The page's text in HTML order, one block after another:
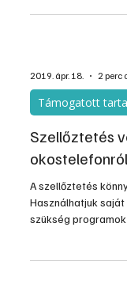
legyenek. Ezt a célt
2019. ápr. 18. 2 perc
Támogatott
okostelefonról
A szellőztetés
szükség